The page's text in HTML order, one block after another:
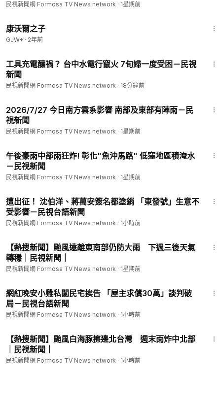
民視新聞網 Formosa TV News network · 1星期前
康沃爾之子
GJW+ · 2年前
工具充電釀禍？ 台中水電行竄火 7旬婦一度受困－民視
新聞
民視新聞網 Formosa TV News network · 18分鐘前
2026/7/27 今日南方雲系影響 南部及東部有陣雨－民
視新聞
民視新聞網 Formosa TV News network · 1星期前
午後豪雨中部雨狂炸! 彰化"魚沖馬路" 低窪地區積淹水
－民視新聞
民視新聞網 Formosa TV News network · 1星期前
遭出征！ 沈伯洋、蔣萬安簽名都塗銷 「東發號」生意不
受影響－民視台語新聞
民視新聞網 Formosa TV News network · 1小時前
【熱搜新聞】颱風遠離東南部仍防大雨 下週三後天氣
轉穩｜民視新聞｜
民視新聞網 Formosa TV News network · 1星期前
網紅晚安小雞私闖民宅挨告 「屋主求償30萬」談判破
局－民視台語新聞
民視新聞網 Formosa TV News network · 1小時前
【熱搜新聞】颱風白海豚擦邊北台灣 週末雨炸中北部
｜民視新聞｜
民視新聞網 Formosa TV News network · 1小時前